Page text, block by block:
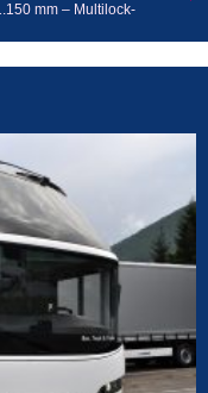
mm – Multilock-